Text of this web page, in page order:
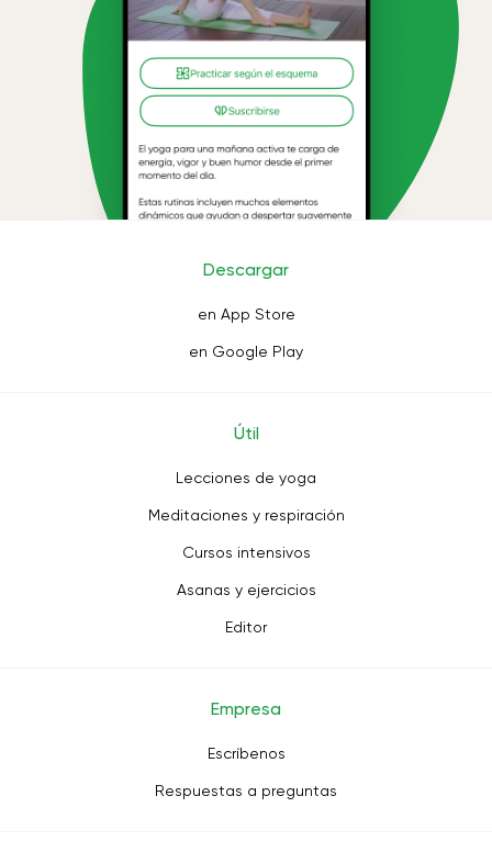
Descargar
en App Store
en Google Play
Útil
Lecciones de yoga
Meditaciones y respiración
Cursos intensivos
Asanas y ejercicios
Editor
Empresa
Escríbenos
Respuestas a preguntas